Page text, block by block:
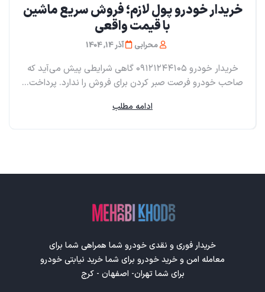
خریدار خودرو پول لازم؛ فروش سریع ماشین
با قیمت واقعی
محرابی آذر 14, 1404
خریدار خودرو ۰۹۱۲۱۲۴۴۱۰۵ گاهی شرایطی پیش می‌آید که
صاحب خودرو فرصت صبر کردن برای فروش را ندارد. پرداخت...
ادامه مطلب
خریدار فوری و نقدی خودرو شما همراهی شما برای
معامله امن و خرید خودرو برای شما خرید نیابتی خودرو
برای شما تهران- اصفهان - کرج